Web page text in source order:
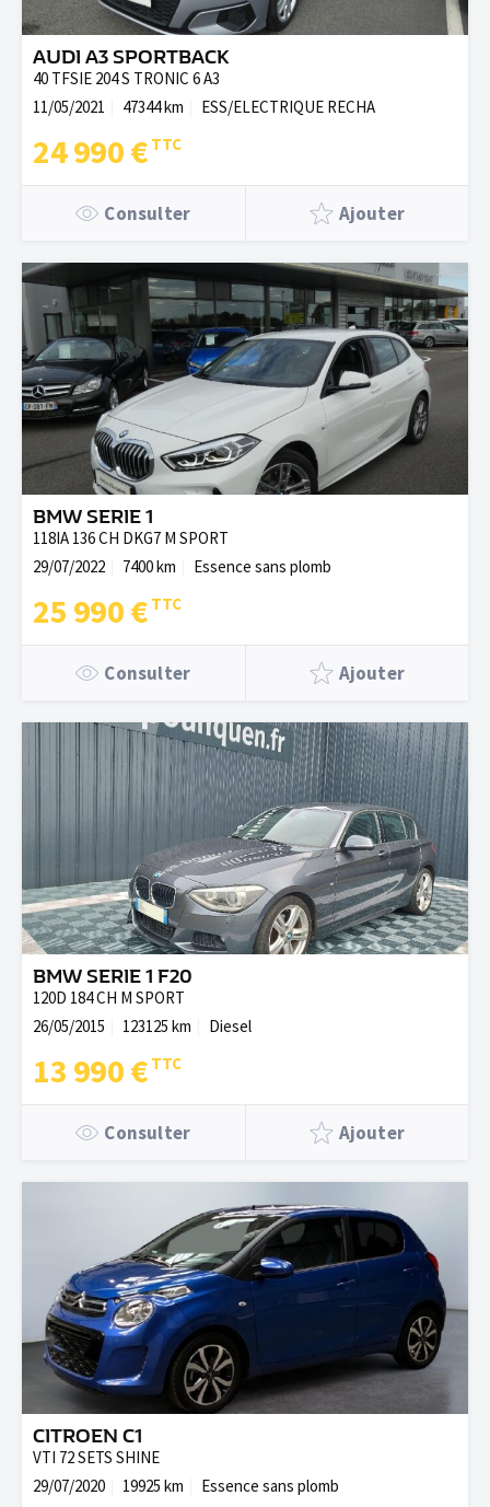
AUDI A3 SPORTBACK
40 TFSIE 204 S TRONIC 6 A3
11/05/2021
47344 km ESS/ELECTRIQUE RECHA
24 990 €
Consulter Ajouter
BMW SERIE 1
118IA 136 CH DKG7 M SPORT
29/07/2022
7400 km Essence sans plomb
25 990 €
Consulter Ajouter
BMW SERIE 1 F20
120D 184 CH M SPORT
26/05/2015
123125 km Diesel
13 990 €
Consulter Ajouter
CITROEN C1
VTI 72 SETS SHINE
29/07/2020
19925 km Essence sans plomb